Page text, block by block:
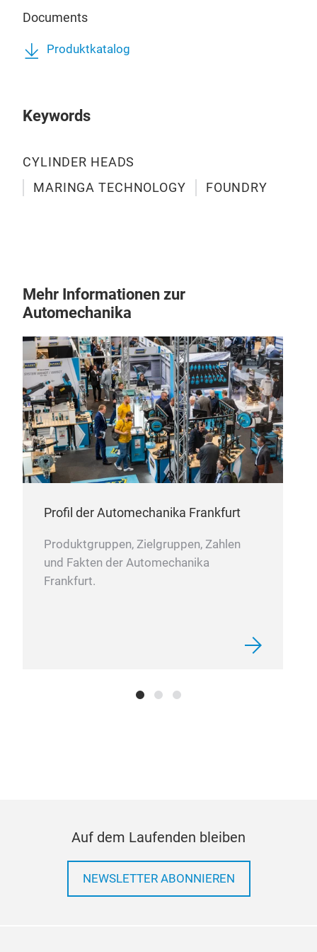
Documents
Produktkatalog
Keywords
CYLINDER HEADS
MARINGA TECHNOLOGY
FOUNDRY
Mehr Informationen zur
Automechanika
Profil der Automechanika Frankfurt
Produktgruppen, Zielgruppen, Zahlen
und Fakten der Automechanika
Frankfurt.
Auf dem Laufenden bleiben
NEWSLETTER ABONNIEREN